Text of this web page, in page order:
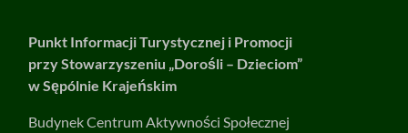
Punkt Informacji Turystycznej i Promocji
przy Stowarzyszeniu „Dorośli – Dzieciom”
w Sępólnie Krajeńskim
Budynek Centrum Aktywności Społecznej